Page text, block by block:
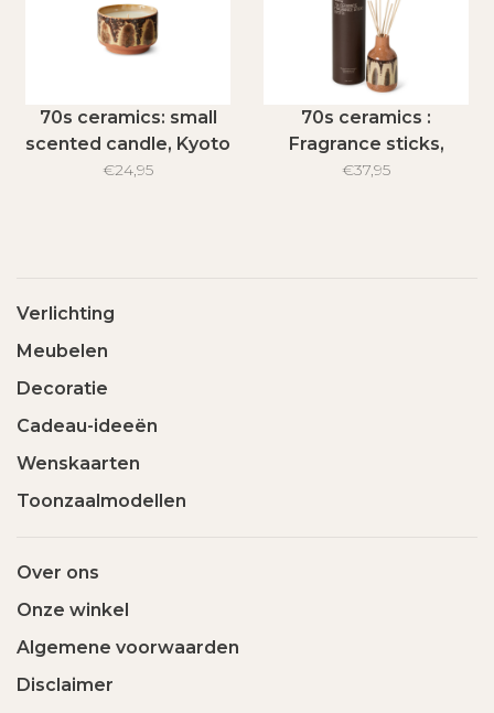
70s ceramics: small
scented candle, Kyoto
€24,95
70s ceramics :
Fragrance sticks,
Kyoto
€37,95
Verlichting
Meubelen
Decoratie
Cadeau-ideeën
Wenskaarten
Toonzaalmodellen
Over ons
Onze winkel
Algemene voorwaarden
Disclaimer